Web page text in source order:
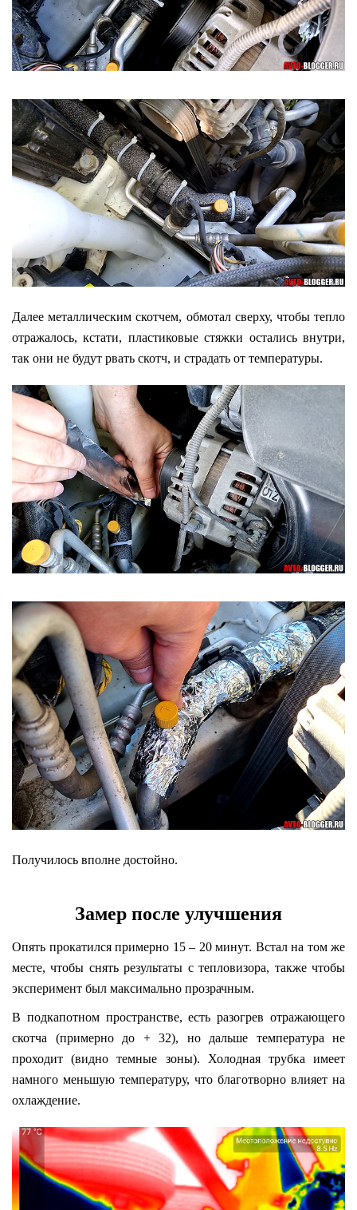
Далее металлическим скотчем, обмотал сверху, чтобы тепло
отражалось, кстати, пластиковые стяжки остались внутри,
так они не будут рвать скотч, и страдать от температуры.
Получилось вполне достойно.
Замер после улучшения
Опять прокатился примерно 15 – 20 минут. Встал на том же
месте, чтобы снять результаты с тепловизора, также чтобы
эксперимент был максимально прозрачным.
В подкапотном пространстве, есть разогрев отражающего
скотча (примерно до + 32), но дальше температура не
проходит (видно темные зоны). Холодная трубка имеет
намного меньшую температуру, что благотворно влияет на
охлаждение.